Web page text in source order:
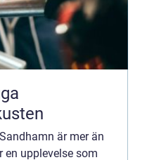
är mer än
en upplevelse som